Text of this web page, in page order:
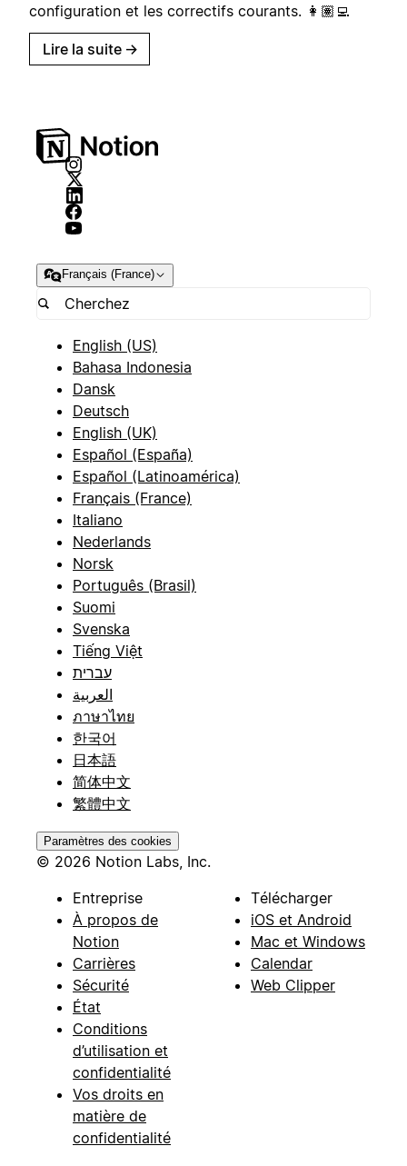
configuration et les correctifs courants. 👩🏽‍💻
Lire la suite →
Français (France)
English (US)
Bahasa Indonesia
Dansk
Deutsch
English (UK)
Español (España)
Español (Latinoamérica)
Français (France)
Italiano
Nederlands
Norsk
Português (Brasil)
Suomi
Svenska
Tiếng Việt
עברית
العربية
ภาษาไทย
한국어
日本語
简体中文
繁體中文
Paramètres des cookies
© 2026 Notion Labs, Inc.
Entreprise
À propos de
Notion
Carrières
Sécurité
État
Conditions
d’utilisation et
confidentialité
Vos droits en
matière de
confidentialité
Télécharger
iOS et Android
Mac et Windows
Calendar
Web Clipper